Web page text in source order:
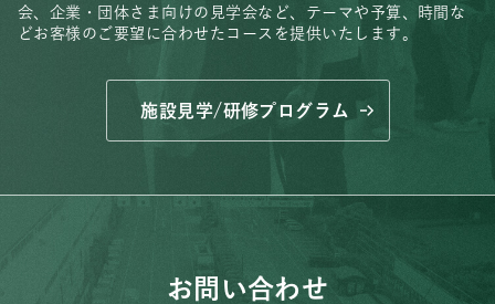
会、 企業・団体さま向けの見学会など、 テーマや予算、時間な
どお客様のご要望に合わせたコースを提供いたします。
施設見学/研修プログラム
お問い合わせ